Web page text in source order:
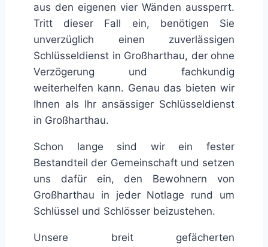
aus den eigenen vier Wänden aussperrt.
Tritt dieser Fall ein, benötigen Sie
unverzüglich einen zuverlässigen
Schlüsseldienst in Großharthau, der ohne
Verzögerung und fachkundig
weiterhelfen kann. Genau das bieten wir
Ihnen als Ihr ansässiger Schlüsseldienst
in Großharthau.
Schon lange sind wir ein fester
Bestandteil der Gemeinschaft und setzen
uns dafür ein, den Bewohnern von
Großharthau in jeder Notlage rund um
Schlüssel und Schlösser beizustehen.
Unsere breit gefächerten